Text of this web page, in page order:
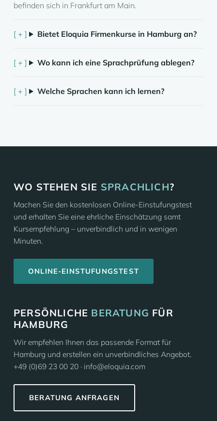
befinden sich in Frankfurt am Main.
Bietet Eloquia Firmenkurse in Hamburg an?
Wo kann ich eine Sprachprüfung ablegen?
Welche Sprachen kann ich lernen?
WO STEHEN SIE SPRACHLICH?
Machen Sie den kostenlosen Online-Einstufungstest
und erhalten Sie eine ehrliche Einschätzung samt
Kursempfehlung – unverbindlich und in wenigen
Minuten.
ONLINE-EINSTUFUNGSTEST
PERSÖNLICHE BERATUNG FÜR
HAMBURG
Wir empfehlen Ihnen das passende Format für
Hamburg und erstellen ein unverbindliches Angebot.
+49 (0)69 23 00 20 · info@eloquia.com
BERATUNG ANFRAGEN